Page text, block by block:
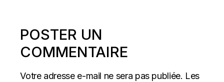
POSTER UN
COMMENTAIRE
Votre adresse e-mail ne sera pas publiée. Les